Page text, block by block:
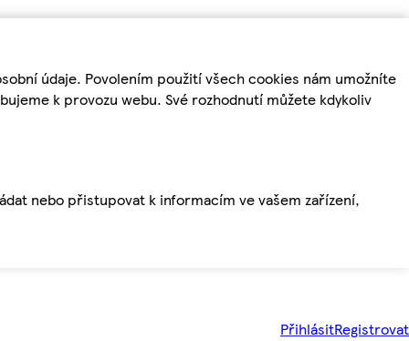
údaje. Povolením použití všech cookies nám umožníte
k provozu webu. Své rozhodnutí můžete kdykoliv
nebo přistupovat k informacím ve vašem zařízení,
PřihlásitRegistrovat